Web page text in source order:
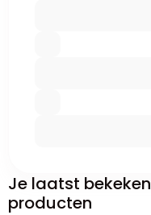
Je laatst bekeken
producten